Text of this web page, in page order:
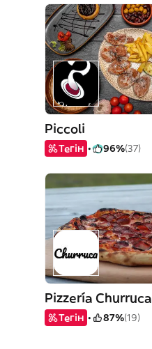
Piccoli
Тегін 96%(37)
Pizzería Churruca
Тегін 87%(19)